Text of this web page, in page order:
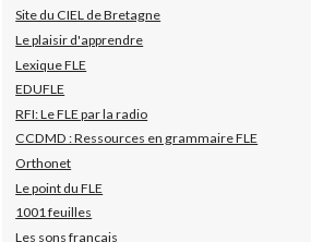
Site du CIEL de Bretagne
Le plaisir d'apprendre
Lexique FLE
EDUFLE
RFI: Le FLE par la radio
CCDMD : Ressources en grammaire FLE
Orthonet
Le point du FLE
1001 feuilles
Les sons français